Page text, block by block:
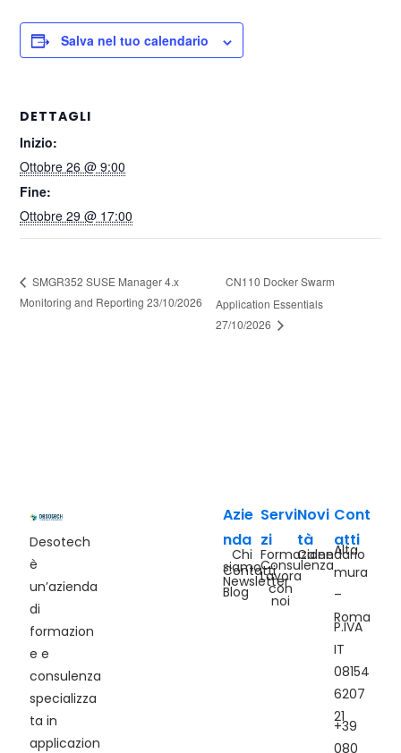
Salva nel tuo calendario
DETTAGLI
Inizio:
Ottobre 26 @ 9:00
Fine:
Ottobre 29 @ 17:00
SMGR352 SUSE Manager 4.x
Monitoring and Reporting 23/10/2026
CN110 Docker Swarm
Application Essentials
27/10/2026
Desotech
è
un’azienda
di
formazion
e e
consulenza
specializza
ta in
applicazion
Azie
nda
Chi
siamo
Contatti
Newsletter
Blog
Servi
zi
Formazione
Consulenza
Lavora
con
noi
Novi
tà
Calendario
Cont
atti
Alta
mura
–
Roma
P.IVA
IT
08154
6207
21
+39
080